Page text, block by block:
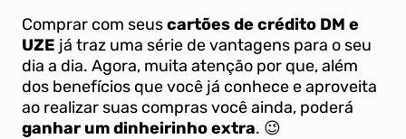
Comprar com seuscartões de crédito DM e
UZE já traz uma série de vantagens para o seu
dia a dia. Agora, muita atenção por que, além
dos benefícios que você já conhece e aproveita
ao realizar suas compras você ainda, poderá
ganhar um dinheirinho extra. 😉